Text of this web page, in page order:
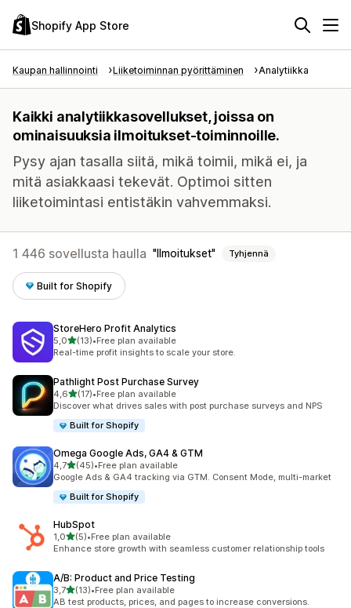
Shopify App Store
Kaupan hallinnointi Liiketoiminnan pyörittäminen Analytiikka
Kaikki analytiikkasovellukset, joissa on
ominaisuuksia ilmoitukset-toiminnoille.
Pysy ajan tasalla siitä, mikä toimii, mikä ei, ja
mitä asiakkaasi tekevät. Optimoi sitten
liiketoimintasi entistäkin vahvemmaksi.
1 446 sovellusta haulla Ilmoitukset Tyhjennä
Built for Shopify
StoreHero Profit Analytics
5,0/ 5 tähteä
(13)
13 arvostelua yhteensä
•Free plan available
Real-time profit insights to scale your store.
Pathlight Post Purchase Survey
4,6/ 5 tähteä
(17)
17 arvostelua yhteensä
•Free plan available
Discover what drives sales with post purchase surveys and NPS
Built for Shopify
Omega Google Ads, GA4 & GTM
4,7/ 5 tähteä
(45)
45 arvostelua yhteensä
•Free plan available
Google Ads & GA4 tracking via GTM. Consent Mode, multi-market
Built for Shopify
HubSpot
1,0/ 5 tähteä
(5)
5 arvostelua yhteensä
•Free plan available
Enhance store growth with seamless customer relationship tools
A/B: Product and Price Testing
3,7/ 5 tähteä
(13)
13 arvostelua yhteensä
•Free plan available
AB test products, prices, and pages to increase conversions.